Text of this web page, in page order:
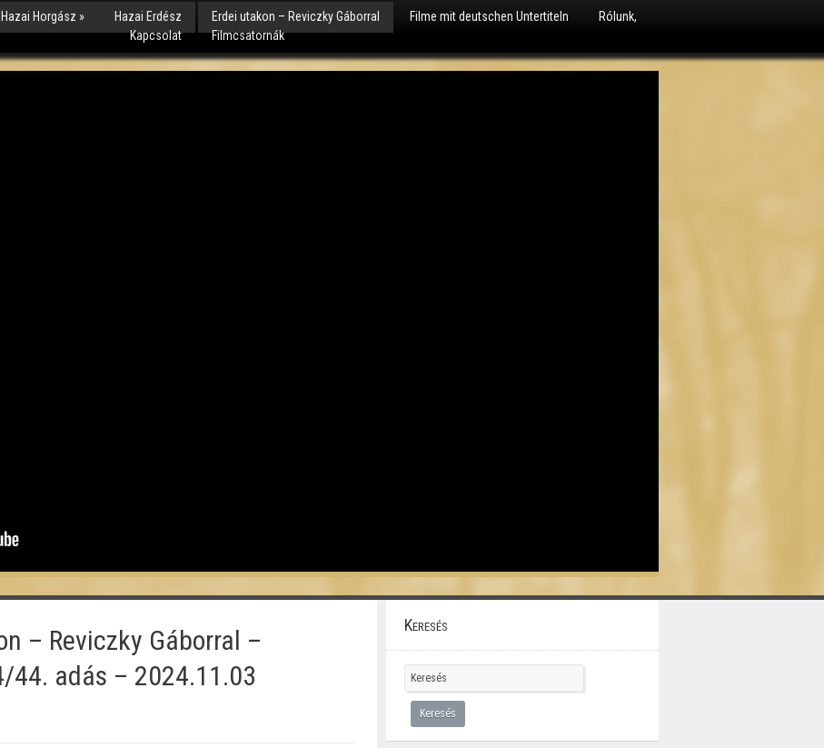
Hazai Horgász » Hazai Erdész Erdei utakon – Reviczky Gáborral Filme mit deutschen Untertiteln
Rólunk,
Kapcsolat
Filmcsatornák
– Reviczky Gáborral –
44. adás – 2024.11.03
Keresés